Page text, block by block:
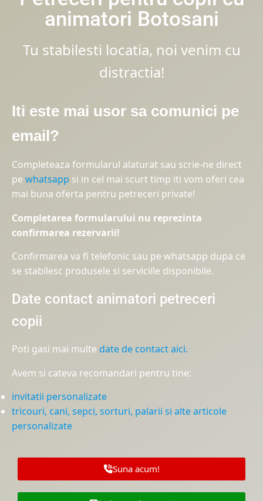
animatori Botosani
Tu stabilesti locatia, noi venim cu
distractia!
Iti este mai usor sa comunici pe
email?
Completeaza formularul alaturat sau scrie-ne direct
pe whatsapp si in cel mai scurt timp iti vom oferi cea
mai buna oferta pentru petreceri private!
Completarea formularului nu reprezinta
confirmarea rezervarii!
Confirmarea va fi telefonic sau pe whatsapp dupa ce
se stabilesc produsele si serviciile disponibile.
Date contact animatori petreceri
copii
Poti gasi mai multe date de contact aici.
Avem si cateva recomandari pentru tine:
invitatii personalizate
tricouri, cani, sepci, sorturi, palarii si alte articole
personalizate
Suna acum!